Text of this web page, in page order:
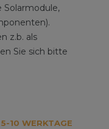
z.b. als
Sie sich bitte
10 WERKTAGE